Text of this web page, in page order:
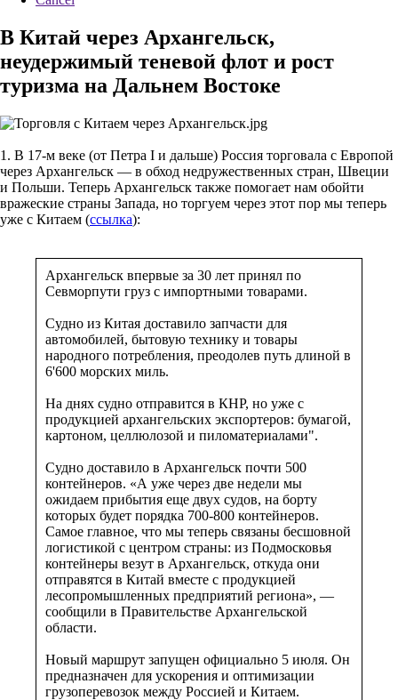
В Китай через Архангельск,
неудержимый теневой флот и рост
туризма на Дальнем Востоке
1. В 17-м веке (от Петра I и дальше) Россия торговала с Европой
через Архангельск — в обход недружественных стран, Швеции
и Польши. Теперь Архангельск также помогает нам обойти
вражеские страны Запада, но торгуем через этот пор мы теперь
уже с Китаем (ссылка):
Архангельск впервые за 30 лет принял по
Севморпути груз с импортными товарами.
Судно из Китая доставило запчасти для
автомобилей, бытовую технику и товары
народного потребления, преодолев путь длиной в
6'600 морских миль.
На днях судно отправится в КНР, но уже с
продукцией архангельских экспортеров: бумагой,
картоном, целлюлозой и пиломатериалами".
Судно доставило в Архангельск почти 500
контейнеров. «А уже через две недели мы
ожидаем прибытия еще двух судов, на борту
которых будет порядка 700-800 контейнеров.
Самое главное, что мы теперь связаны бесшовной
логистикой с центром страны: из Подмосковья
контейнеры везут в Архангельск, откуда они
отправятся в Китай вместе с продукцией
лесопромышленных предприятий региона», —
сообщили в Правительстве Архангельской
области.
Новый маршрут запущен официально 5 июля. Он
предназначен для ускорения и оптимизации
грузоперевозок между Россией и Китаем.